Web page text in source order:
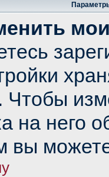
Чтобы
на него
вы